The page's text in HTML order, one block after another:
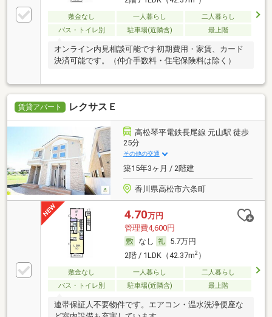
敷金なし 一人暮らし
二人暮らし
バス・トイレ別
駐車場(近隣含) 最上階
オンライン内見相談可能です初期費用・家賃、カード
決済可能です。（仲介手数料・住宅保険料は除く）
賃貸アパート レクサスＥ
高松琴平電鉄長尾線 元山駅 徒歩
25分
その他の交通
築15年3ヶ月 / 2階建
香川県高松市六条町
4.70万円
管理費4,600円
なし
5.7万円
2階 / 1LDK（42.37m2）
敷金なし 一人暮らし
二人暮らし
バス・トイレ別
駐車場(近隣含) 最上階
連帯保証人不要物件です。エアコン・温水洗浄便座な